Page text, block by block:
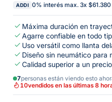
ADDI 0% interés max. 3x $61.380
Máxima duración en
Agarre confiable en todo
Uso versátil como llanta
Diseño sin neumático para
Calidad superior a un
7personas están viendo esto
10vendidos en las últimas 8